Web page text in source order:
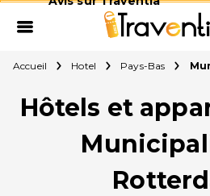
Accueil Hotel Pays-Bas
Hôtels et